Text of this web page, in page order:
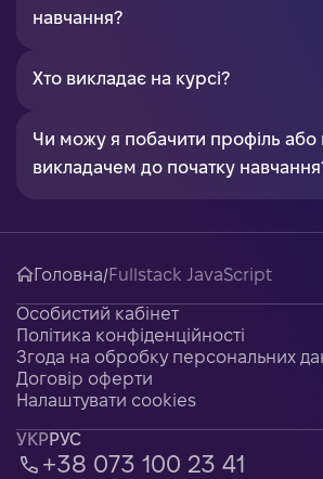
навчання?
Хто викладає на курсі?
Чи можу я побачити профіль або
викладачем до початку
+38 073 100 23 41
Головна/ Fullstack JavaScript
Особистий кабінет
Політика конфіденційності
Згода на обробку персональних
Договір оферти
Налаштувати cookies
УКР РУС